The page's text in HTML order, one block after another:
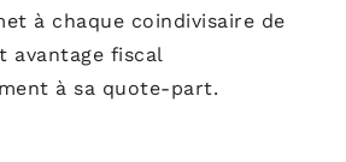
à chaque coindivisaire de
avantage fiscal
à sa quote-part.